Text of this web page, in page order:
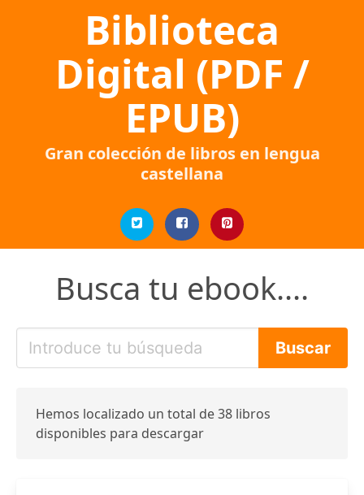
Biblioteca
Digital (PDF /
EPUB)
Gran colección de libros en lengua
castellana
Busca tu ebook....
Hemos localizado un total de 38 libros
disponibles para descargar